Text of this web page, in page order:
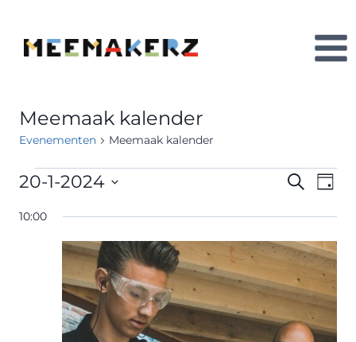
inhoud
Meemaak kalender
Evenementen Meemaak kalender
Evenementen
in
januari
2024
en
Zoeken
Dag
20-1-2024
een
datum.
10:00